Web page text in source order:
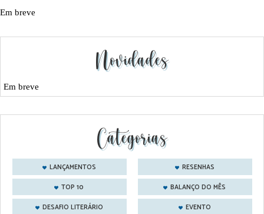
Em breve
Novidades
Em breve
Categorias
LANÇAMENTOS
RESENHAS
TOP 10
BALANÇO DO MÊS
DESAFIO LITERÁRIO
EVENTO